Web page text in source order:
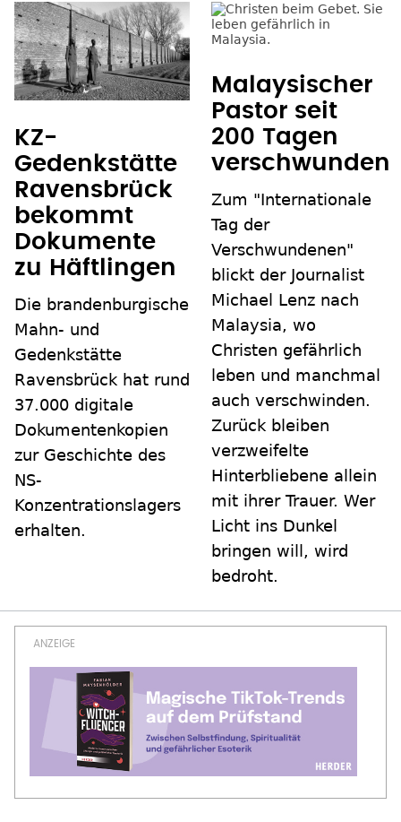
KZ-
Gedenkstätte
Ravensbrück
bekommt
Dokumente
zu Häftlingen
Die brandenburgische
Mahn- und
Gedenkstätte
Ravensbrück hat rund
37.000 digitale
Dokumentenkopien
zur Geschichte des
NS-
Konzentrationslagers
erhalten.
Malaysischer
Pastor seit
200 Tagen
verschwunden
Zum "Internationale
Tag der
Verschwundenen"
blickt der Journalist
Michael Lenz nach
Malaysia, wo
Christen gefährlich
leben und manchmal
auch verschwinden.
Zurück bleiben
verzweifelte
Hinterbliebene allein
mit ihrer Trauer. Wer
Licht ins Dunkel
bringen will, wird
bedroht.